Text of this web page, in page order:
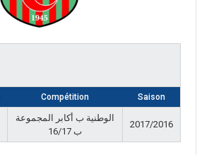
Compétition Saison
الوطنية ب أكابر المجموعة
ب 16/17
2017/2016